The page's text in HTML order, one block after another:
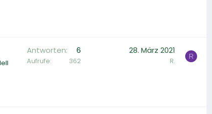
Antworten 6
Aufrufe 362
28. März 2021
R. R